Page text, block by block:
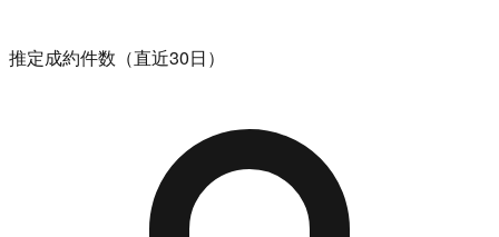
推定成約件数（直近30日）